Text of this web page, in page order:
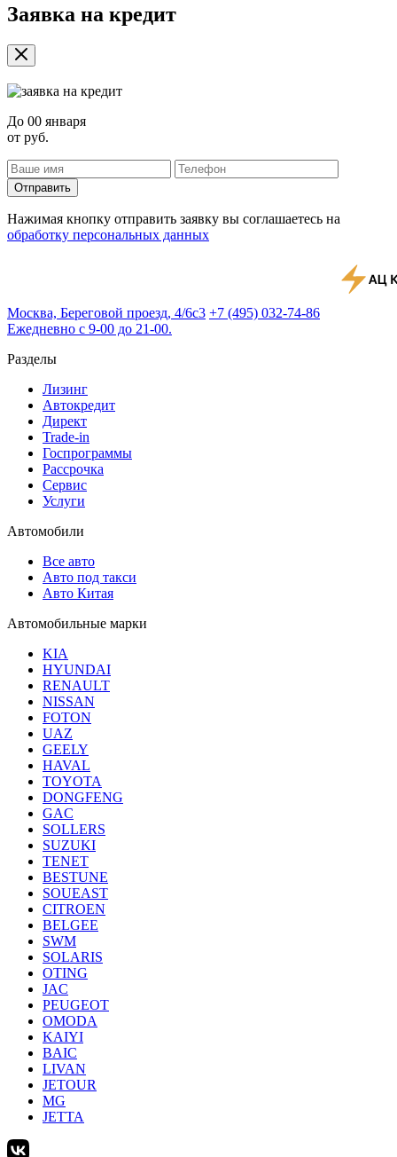
Заявка на кредит
До 00 января
от руб.
Отправить
Нажимая кнопку отправить заявку вы соглашаетесь на
обработку персональных данных
Москва, Береговой проезд, 4/6с3 +7 (495) 032-74-86
Ежедневно с 9-00 до 21-00.
Разделы
Лизинг
Автокредит
Директ
Trade-in
Госпрограммы
Рассрочка
Сервис
Услуги
Автомобили
Все авто
Авто под такси
Авто Китая
Автомобильные марки
KIA
HYUNDAI
RENAULT
NISSAN
FOTON
UAZ
GEELY
HAVAL
TOYOTA
DONGFENG
GAC
SOLLERS
SUZUKI
TENET
BESTUNE
SOUEAST
CITROEN
BELGEE
SWM
SOLARIS
OTING
JAC
PEUGEOT
OMODA
KAIYI
BAIC
LIVAN
JETOUR
MG
JETTA